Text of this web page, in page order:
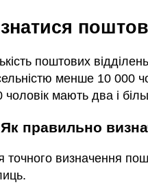
поштових
менше 10 000
чоловік мають два і
📌 Як правильно
точного визначення